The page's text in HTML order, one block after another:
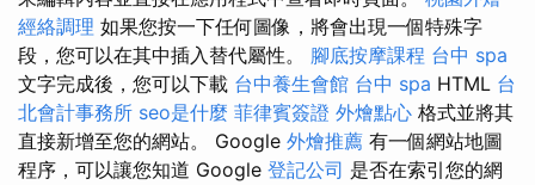
經絡調理 如果您按一下任何圖像，將會出現一個特殊字
段，您可以在其中插入替代屬性。 腳底按摩課程 台中 spa
文字完成後，您可以下載 台中養生會館 台中 spa HTML 台
北會計事務所 seo是什麼 菲律賓簽證 外燴點心 格式並將其
直接新增至您的網站。 Google 外燴推薦 有一個網站地圖
程序，可以讓您知道 Google 登記公司 是否在索引您的網